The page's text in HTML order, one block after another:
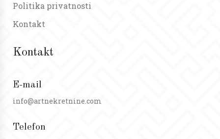
Politika privatnosti
Kontakt
Kontakt
E-mail
info@artnekretnine.com
Telefon